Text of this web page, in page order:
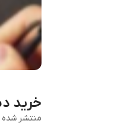
خرید
منتشر